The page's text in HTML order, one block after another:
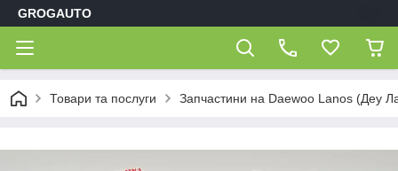
GROGAUTO
Товари та послуги Запчастини на Daewoo Lanos (Деу